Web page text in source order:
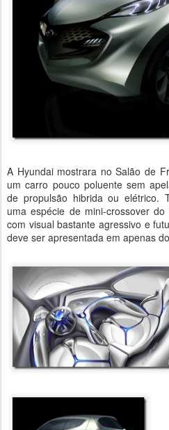
A Hyundai mostrara no Salão de
um carro pouco poluente sem
de propulsão hibrida ou elétrico.
uma espécie de mini-crossover
com visual bastante agressivo e
deve ser apresentada em apenas